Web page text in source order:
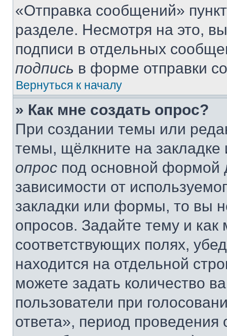
«Отправка сообщений»
разделе. Несмотря на это,
подписи в отдельных
подпись в форме отправки
Вернуться к началу
» Как мне создать опрос?
При создании темы или
темы, щёлкните на
опрос под основной формой
зависимости от
закладки или формы, то вы
опросов. Задайте тему и
соответствующих полях,
находится на отдельной
можете задать количество
пользователи при
ответа», период проведения